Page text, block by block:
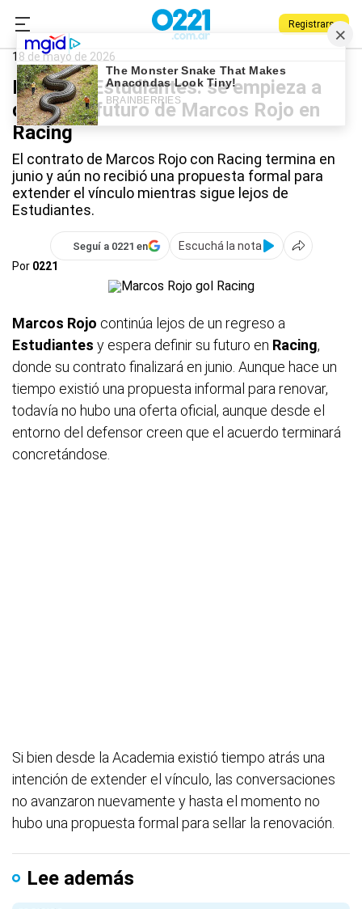
Registrarse
0221.com.ar Deportes
18 de mayo de 2026
Lejos de Estudiantes: se empieza a
definir el futuro de Marcos Rojo en
Racing
El contrato de Marcos Rojo con Racing termina en
junio y aún no recibió una propuesta formal para
extender el vínculo mientras sigue lejos de
Estudiantes.
Seguí a 0221 en
Escuchá la nota
Por 0221
Marcos Rojo continúa lejos de un regreso a
Estudiantes y espera definir su futuro en Racing,
donde su contrato finalizará en junio. Aunque hace un
tiempo existió una propuesta informal para renovar,
todavía no hubo una oferta oficial, aunque desde el
entorno del defensor creen que el acuerdo terminará
concretándose.
Si bien desde la Academia existió tiempo atrás una
intención de extender el vínculo, las conversaciones
no avanzaron nuevamente y hasta el momento no
hubo una propuesta formal para sellar la renovación.
Lee además